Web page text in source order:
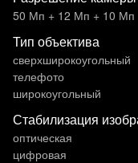
50 Мп + 12 Мп + 10 Мп
Тип объектива
сверхширокоугольный
телефото
широкоугольный
Стабилизация
оптическая
цифровая